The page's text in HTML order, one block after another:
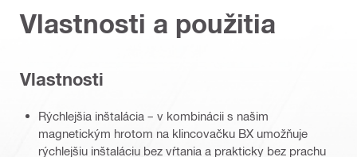
Vlastnosti a použitia
Vlastnosti
Rýchlejšia inštalácia – v kombinácii s našim
magnetickým hrotom na klincovačku BX umožňuje
rýchlejšiu inštaláciu bez vŕtania a prakticky bez prachu